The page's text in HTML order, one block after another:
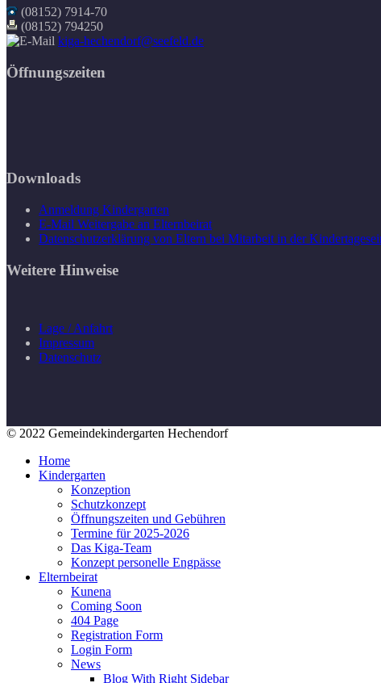
(08152) 7914-70
(08152) 794250
kiga-hechendorf@seefeld.de
Öffnungszeiten
Downloads
Anmeldung Kindergarten
E-Mail Weitergabe an Elternbeirat
Datenschutzerklärung von Eltern bei Mitarbeit in der
Weitere Hinweise
Lage / Anfahrt
Impressum
Datenschutz
© 2022 Gemeindekindergarten Hechendorf
Home
Kindergarten
Konzeption
Schutzkonzept
Öffnungszeiten und Gebühren
Termine für 2025-2026
Das Kiga-Team
Konzept personelle Engpässe
Elternbeirat
Kunena
Coming Soon
404 Page
Registration Form
Login Form
News
Blog With Right Sidebar